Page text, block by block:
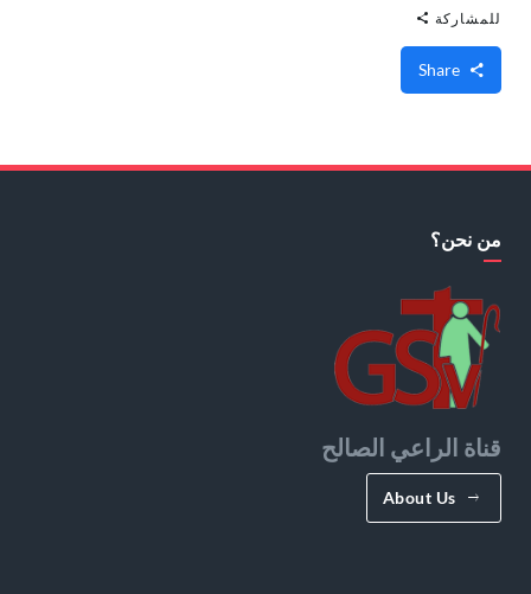
للمشاركة
من نحن؟
قناة الراعي الصالح
About Us